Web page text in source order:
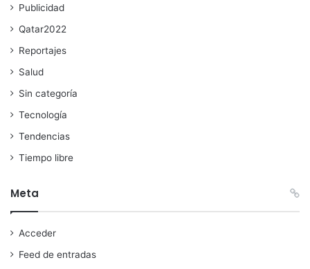
Publicidad
Qatar2022
Reportajes
Salud
Sin categoría
Tecnología
Tendencias
Tiempo libre
Meta
Acceder
Feed de entradas